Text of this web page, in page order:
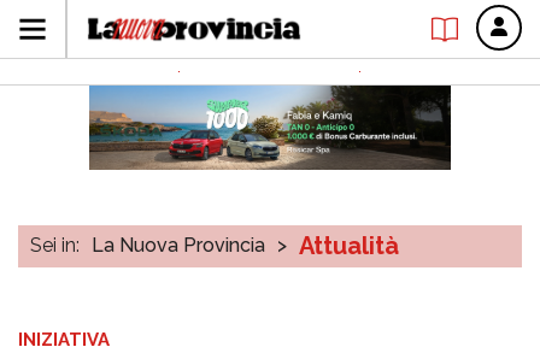
Sei in: La Nuova Provincia > Attualità
INIZIATIVA